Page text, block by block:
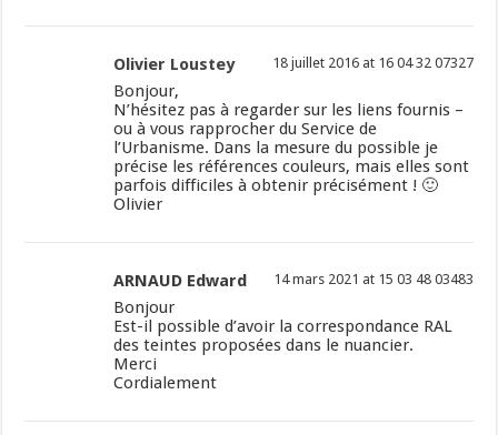
Olivier Loustey 18 juillet 2016 at 16 04 32 07327
Bonjour,
N’hésitez pas à regarder sur les liens fournis –
ou à vous rapprocher du Service de
l’Urbanisme. Dans la mesure du possible je
précise les références couleurs, mais elles sont
parfois difficiles à obtenir précisément ! 🙂
Olivier
ARNAUD Edward 14 mars 2021 at 15 03 48 03483
Bonjour
Est-il possible d’avoir la correspondance RAL
des teintes proposées dans le nuancier.
Merci
Cordialement